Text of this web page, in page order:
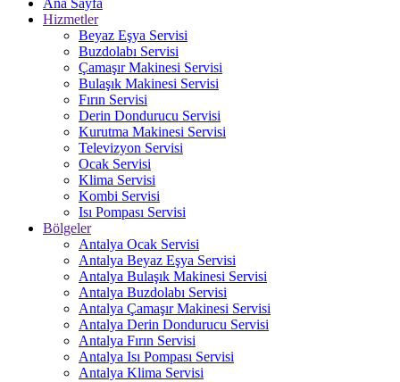
Ana Sayfa
Hizmetler
Beyaz Eşya Servisi
Buzdolabı Servisi
Çamaşır Makinesi Servisi
Bulaşık Makinesi Servisi
Fırın Servisi
Derin Dondurucu Servisi
Kurutma Makinesi Servisi
Televizyon Servisi
Ocak Servisi
Klima Servisi
Kombi Servisi
Isı Pompası Servisi
Bölgeler
Antalya Ocak Servisi
Antalya Beyaz Eşya Servisi
Antalya Bulaşık Makinesi Servisi
Antalya Buzdolabı Servisi
Antalya Çamaşır Makinesi Servisi
Antalya Derin Dondurucu Servisi
Antalya Fırın Servisi
Antalya Isı Pompası Servisi
Antalya Klima Servisi